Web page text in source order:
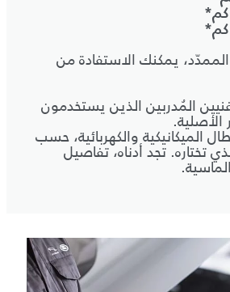
يمكنك الاستفادة من
المُدربين الذين يستخدمون
الأصلية.
الميكانيكية والكهربائية، حسب
تختاره. تجد أدناه، تفاصيل